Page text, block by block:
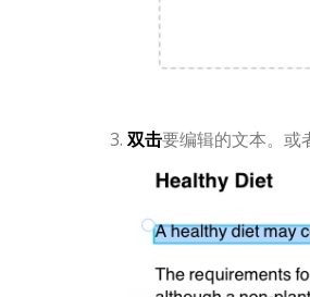
双击要编辑的文本。或